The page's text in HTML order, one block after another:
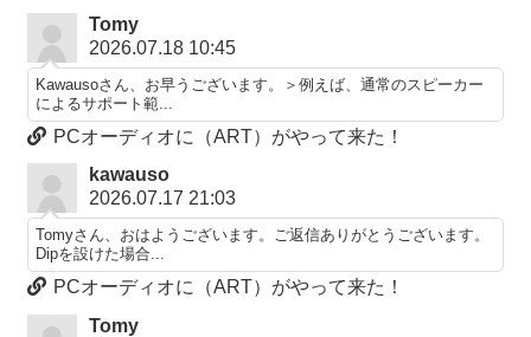
Tomy
2026.07.18 10:45
Kawausoさん、お早うございます。＞例えば、通常のスピーカー
によるサポート範...
PCオーディオに（ART）がやって来た！
kawauso
2026.07.17 21:03
Tomyさん、おはようございます。ご返信ありがとうございます。
Dipを設けた場合...
PCオーディオに（ART）がやって来た！
Tomy